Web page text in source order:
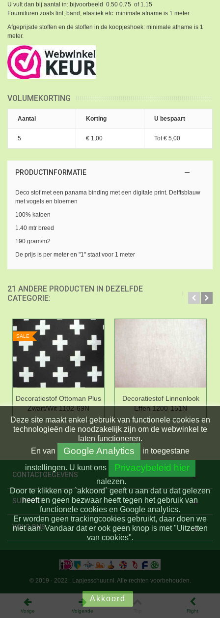
U vult dan bij aantal in: bijvoorbeeld 0.50 0.75 of 1.15
Fournituren zoals lint, band, elastiek etc: minimale afname is 1 meter.
Afgeprijsde stoffen en de stoffen in de koopjeshoek: minimale afname is 1
meter.
VOLUMEKORTING
Aantal Korting U bespaart
5 € 1,00 Tot € 5,00
PRODUCTINFORMATIE
Deco stof met een panama binding met een digitale print. Delftsblauw
met vogels en bloemen
100% katoen
1.40 mtr breed
190 gram/m2
De prijs is per meter en "1" staat voor 1 meter
21 ANDERE PRODUCTEN IN DEZELFDE
CATEGORIE:
SALE
Decoratiestof Ottoman Plus
Zwart/Wit 1102-69N
Decoratiestof Linnenlook
Effen 1200-151N
CONTACTGEGEVENS
SUPPORT
VOLG ONS
Deze site maakt enkel gebruik van functionele cookies en
technologieën die noodzakelijk zijn om de webwinkel te
laten functioneren.
En van Google Analytics
in toegestane
instellingen. U kunt ons Privacybeleid hier
nalezen.
Door te klikken op `akkoord` geeft u aan dat u dat gelezen
heeft en geen bezwaar heeft tegen het gebruik van
functionele cookies en Google analytics.
Er worden geen trackingcookies gebruikt, daar doen we
niet aan. Vandaar dat er ook geen knop is met "Uitzetten
van cookies".
Akkoord
© 2019 - 2022 . Lapjesschuur.nl. Alle rechten voorbehouden.
Vorige Volgende Right